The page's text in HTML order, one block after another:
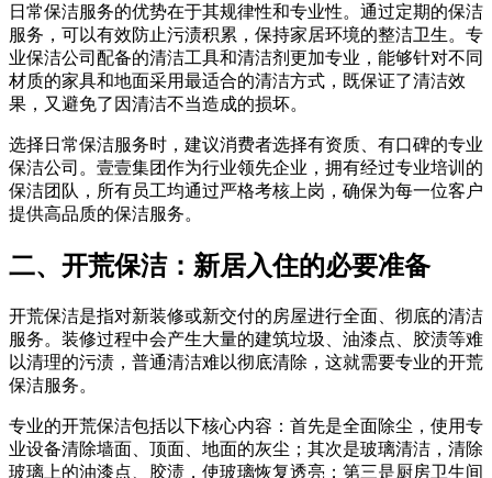
日常保洁服务的优势在于其规律性和专业性。通过定期的保洁
服务，可以有效防止污渍积累，保持家居环境的整洁卫生。专
业保洁公司配备的清洁工具和清洁剂更加专业，能够针对不同
材质的家具和地面采用最适合的清洁方式，既保证了清洁效
果，又避免了因清洁不当造成的损坏。
选择日常保洁服务时，建议消费者选择有资质、有口碑的专业
保洁公司。壹壹集团作为行业领先企业，拥有经过专业培训的
保洁团队，所有员工均通过严格考核上岗，确保为每一位客户
提供高品质的保洁服务。
二、开荒保洁：新居入住的必要准备
开荒保洁是指对新装修或新交付的房屋进行全面、彻底的清洁
服务。装修过程中会产生大量的建筑垃圾、油漆点、胶渍等难
以清理的污渍，普通清洁难以彻底清除，这就需要专业的开荒
保洁服务。
专业的开荒保洁包括以下核心内容：首先是全面除尘，使用专
业设备清除墙面、顶面、地面的灰尘；其次是玻璃清洁，清除
玻璃上的油漆点、胶渍，使玻璃恢复透亮；第三是厨房卫生间